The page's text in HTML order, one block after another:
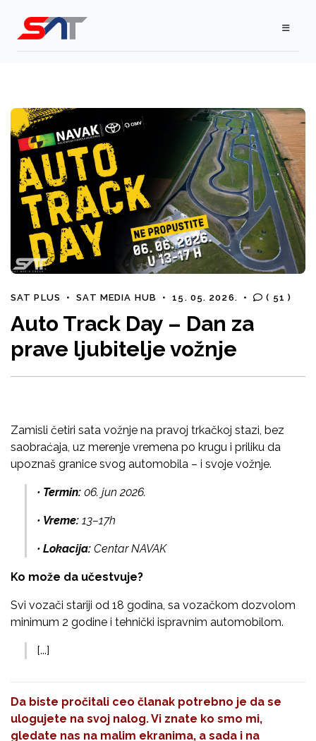
SAT PLUS • SAT MEDIA HUB • 15. 05. 2026. • ( 51 )
Auto Track Day – Dan za
prave ljubitelje vožnje
Zamisli četiri sata vožnje na pravoj trkačkoj stazi, bez
saobraćaja, uz merenje vremena po krugu i priliku da
upoznaš granice svog automobila – i svoje vožnje.
• Termin: 06. jun 2026.
• Vreme: 13–17h
• Lokacija: Centar NAVAK
Ko može da učestvuje?
Svi vozači stariji od 18 godina, sa vozačkom dozvolom
minimum 2 godine i tehnički ispravnim automobilom.
[...]
Da biste pročitali ceo članak potrebno je da se
ulogujete na svoj nalog. Vi znate ko smo mi,
gledate nas na malim ekranima, a sada i na